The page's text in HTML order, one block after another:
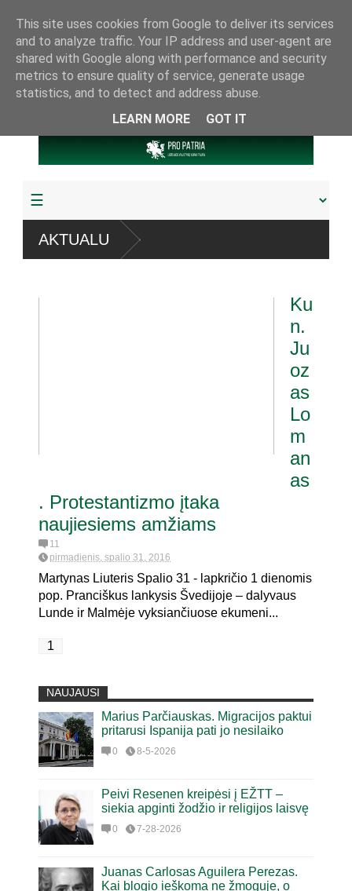
AKTUALU
Ku
n.
Ju
oz
as
Lo
m
an
as
. Protestantizmo įtaka
naujiesiems amžiams
11
pirmadienis, spalio 31, 2016
Martynas Liuteris Spalio 31 - lapkričio 1 dienomis
pop. Pranciškus lankysis Švedijoje – dalyvaus
Lunde ir Malmėje vyksiančiuose ekumeni...
1
NAUJAUSI
Marius Parčiauskas. Migracijos paktui
pritarusi Ispanija pati jo nesilaiko
0 8-5-2026
Peivi Resenen kreipėsi į EŽTT –
siekia apginti žodžio ir religijos laisvę
0 7-28-2026
Juanas Carlosas Aguilera Perezas.
Kai blogio ieškoma ne žmoguje, o
This site uses cookies from Google to deliver its services
and to analyze traffic. Your IP address and user-agent are
shared with Google along with performance and security
metrics to ensure quality of service, generate usage
statistics, and to detect and address abuse.
LEARN MORE
GOT IT